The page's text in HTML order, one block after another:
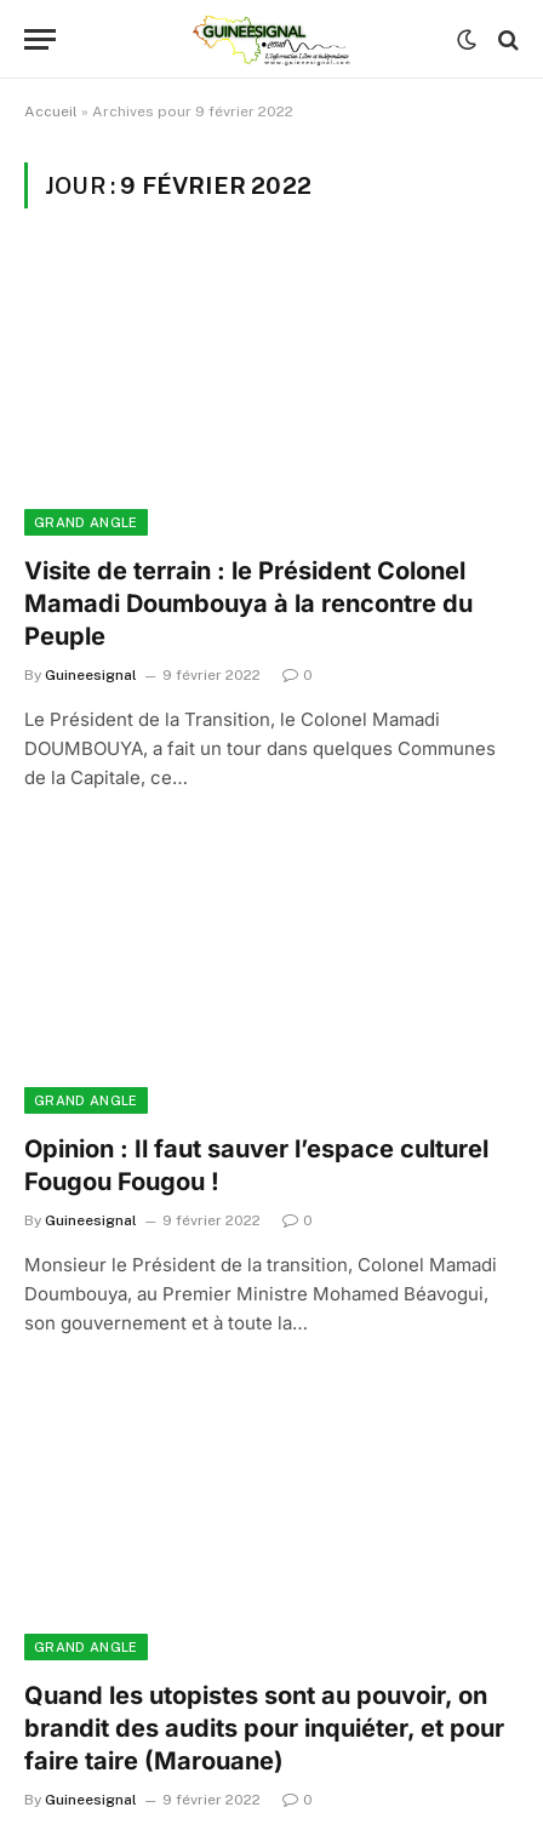
Accueil » Archives pour 9 février 2022
JOUR : 9 FÉVRIER 2022
GRAND ANGLE
Visite de terrain : le Président Colonel
Mamadi Doumbouya à la rencontre du
Peuple
By Guineesignal 9 février 2022 0
Le Président de la Transition, le Colonel Mamadi
DOUMBOUYA, a fait un tour dans quelques Communes
de la Capitale, ce…
GRAND ANGLE
Opinion : Il faut sauver l’espace culturel
Fougou Fougou !
By Guineesignal 9 février 2022 0
Monsieur le Président de la transition, Colonel Mamadi
Doumbouya, au Premier Ministre Mohamed Béavogui,
son gouvernement et à toute la…
GRAND ANGLE
Quand les utopistes sont au pouvoir, on
brandit des audits pour inquiéter, et pour
faire taire (Marouane)
By Guineesignal 9 février 2022 0